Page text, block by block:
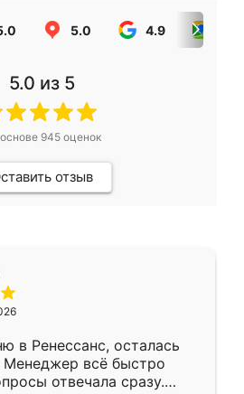
5.0 4.9
5.0 из 5
945оценок
отзыв
в Ренессанс, осталась
Менеджер всё быстро
отвечала сразу.